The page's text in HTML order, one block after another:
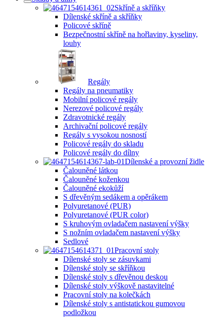
Skříně a skříňky
Dílenské skříně a skříňky
Policové skříně
Bezpečnostní skříně na hořlaviny, kyseliny,
louhy
Regály
Regály na pneumatiky
Mobilní policové regály
Nerezové policové regály
Zdravotnické regály
Archivační policové regály
Regály s vysokou nosností
Policové regály do skladu
Policové regály do dílny
Dílenské a provozní židle
Čalouněné látkou
Čalouněné koženkou
Čalouněné ekokůží
S dřevěným sedákem a opěrákem
Polyuretanové (PUR)
Polyuretanové (PUR color)
S kruhovým ovladačem nastavení výšky
S nožním ovladačem nastavení výšky
Sedlové
Pracovní stoly
Dílenské stoly se zásuvkami
Dílenské stoly se skříňkou
Dílenské stoly s dřevěnou deskou
Dílenské stoly výškově nastavitelné
Pracovní stoly na kolečkách
Dílenské stoly s antistatickou gumovou
podložkou